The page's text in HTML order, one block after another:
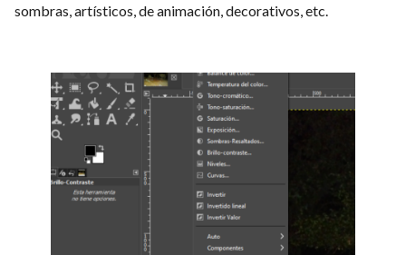
sombras, artísticos, de animación, decorativos, etc.